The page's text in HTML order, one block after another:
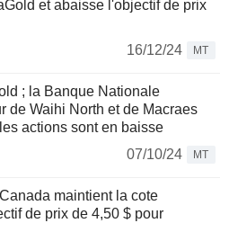
et abaisse l'objectif de prix
16/12/24
MT
; la Banque Nationale
de Waihi North et de Macraes
actions sont en baisse
07/10/24
MT
maintient la cote
de prix de 4,50 $ pour